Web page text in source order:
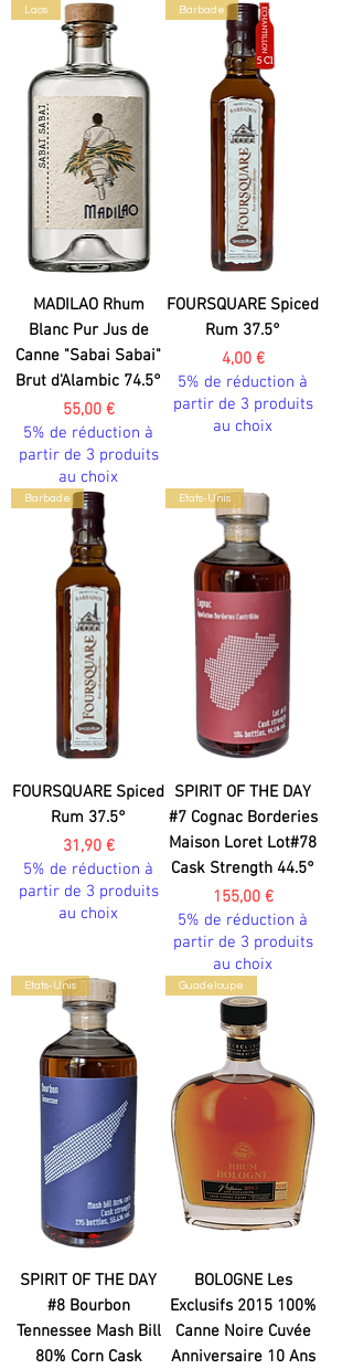
Laos
MADILAO Rhum
Blanc Pur Jus de
Canne "Sabai Sabai"
Brut d'Alambic 74.5°
Prix
55,00 €
5% de réduction à
partir de 3 produits
au choix
Barbade
FOURSQUARE Spiced
Rum 37.5°
Prix
4,00 €
5% de réduction à
partir de 3 produits
au choix
Barbade
FOURSQUARE Spiced
Rum 37.5°
Prix
31,90 €
5% de réduction à
partir de 3 produits
au choix
Etats-Unis
SPIRIT OF THE DAY
#7 Cognac Borderies
Maison Loret Lot#78
Cask Strength 44.5°
Prix
155,00 €
5% de réduction à
partir de 3 produits
au choix
Etats-Unis
SPIRIT OF THE DAY
#8 Bourbon
Tennessee Mash Bill
80% Corn Cask
Guadeloupe
BOLOGNE Les
Exclusifs 2015 100%
Canne Noire Cuvée
Anniversaire 10 Ans